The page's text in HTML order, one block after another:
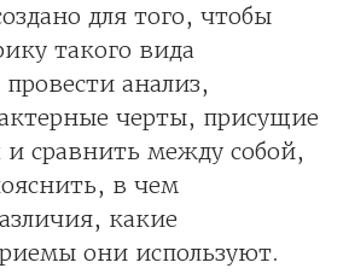
для того, чтобы
такого вида
анализ,
черты, присущие
сравнить между собой,
в чем
какие
они используют.